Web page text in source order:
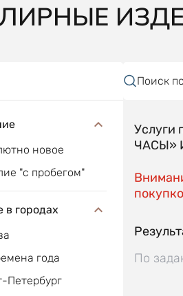
новое
"с пробегом"
в городах
года
Петербург
Поиск
Услуги
ЧАСЫ»
По